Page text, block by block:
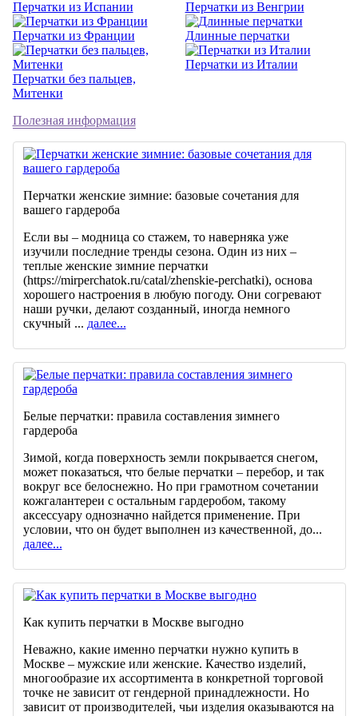
Перчатки из Испании Перчатки из Венгрии
Перчатки из Франции Длинные перчатки
Перчатки без пальцев,
Митенки
Перчатки из Италии
Полезная информация
Перчатки женские зимние: базовые сочетания для
вашего гардероба
Если вы – модница со стажем, то наверняка уже
изучили последние тренды сезона. Один из них –
теплые женские зимние перчатки
(https://mirperchatok.ru/catal/zhenskie-perchatki), основа
хорошего настроения в любую погоду. Они согревают
наши ручки, делают созданный, иногда немного
скучный ... далее...
Белые перчатки: правила составления зимнего
гардероба
Зимой, когда поверхность земли покрывается снегом,
может показаться, что белые перчатки – перебор, и так
вокруг все белоснежно. Но при грамотном сочетании
кожгалантереи с остальным гардеробом, такому
аксессуару однозначно найдется применение. При
условии, что он будет выполнен из качественной, до...
далее...
Как купить перчатки в Москве выгодно
Неважно, какие именно перчатки нужно купить в
Москве – мужские или женские. Качество изделий,
многообразие их ассортимента в конкретной торговой
точке не зависит от гендерной принадлежности. Но
зависит от производителей, чьи изделия оказываются на